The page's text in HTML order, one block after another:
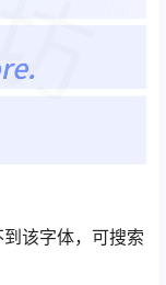
该字体，可搜索